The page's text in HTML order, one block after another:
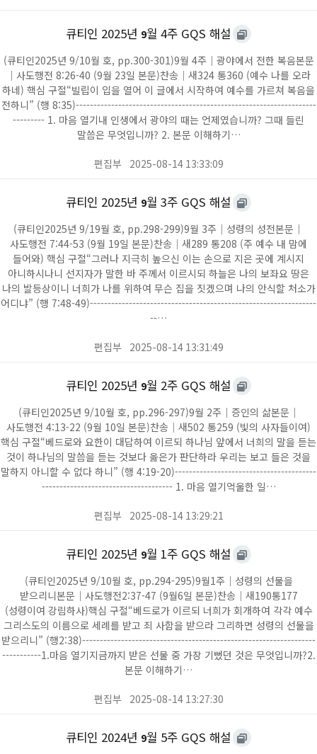
큐티인 2025년 9월 4주 GQS 해설
(큐티인2025년 9/10월 호, pp.300-301)9월 4주｜광야에서 전한 복음본문
｜사도행전 8:26-40 (9월 23일 본문)찬송｜새324 통360 (예수 나를 오라
하네) 핵심 구절“빌립이 입을 열어 이 글에서 시작하여 예수를 가르쳐 복음을
전하니” (행 8:35)--------------------------------------------------------------------
--------- 1. 마음 열기내 인생에서 광야의 때는 언제였습니까? 그때 들린
말씀은 무엇입니까? 2. 본문 이해하기…
편집부 2025-08-14 13:33:09
큐티인 2025년 9월 3주 GQS 해설
(큐티인2025년 9/19월 호, pp.298-299)9월 3주｜성령의 성전본문｜
사도행전 7:44-53 (9월 19일 본문)찬송｜새289 통208 (주 예수 내 맘에
들어와) 핵심 구절“그러나 지극히 높으신 이는 손으로 지은 곳에 계시지
아니하시나니 선지자가 말한 바 주께서 이르시되 하늘은 나의 보좌요 땅은
나의 발등상이니 너희가 나를 위하여 무슨 집을 짓겠으며 나의 안식할 처소가
어디냐” (행 7:48-49)----------------------------------------------------------------
--…
편집부 2025-08-14 13:31:49
큐티인 2025년 9월 2주 GQS 해설
(큐티인2025년 9/10월 호, pp.296-297)9월 2주｜증인의 삶본문｜
사도행전 4:13-22 (9월 10일 본문)찬송｜새502 통259 (빛의 사자들이여)
핵심 구절“베드로와 요한이 대답하여 이르되 하나님 앞에서 너희의 말을 듣는
것이 하나님의 말씀을 듣는 것보다 옳은가 판단하라 우리는 보고 들은 것을
말하지 아니할 수 없다 하니” (행 4:19-20)----------------------------------------
------------------------------------- 1. 마음 열기억울한 일…
편집부 2025-08-14 13:29:21
큐티인 2025년 9월 1주 GQS 해설
(큐티인2025년 9/10월 호, pp.294-295)9월1주｜성령의 선물을
받으리니본문｜사도행전2:37-47 (9월6일 본문)찬송｜새190통177
(성령이여 강림하사)핵심 구절“베드로가 이르되 너희가 회개하여 각각 예수
그리스도의 이름으로 세례를 받고 죄 사함을 받으라 그리하면 성령의 선물을
받으리니” (행2:38)------------------------------------------------------------------
-----------1.마음 열기지금까지 받은 선물 중 가장 기뻤던 것은 무엇입니까?2.
본문 이해하기…
편집부 2025-08-14 13:27:30
큐티인 2024년 9월 5주 GQS 해설